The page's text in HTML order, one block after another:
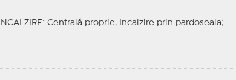
INCALZIRE : Centrală proprie, Incalzire prin pardoseala;